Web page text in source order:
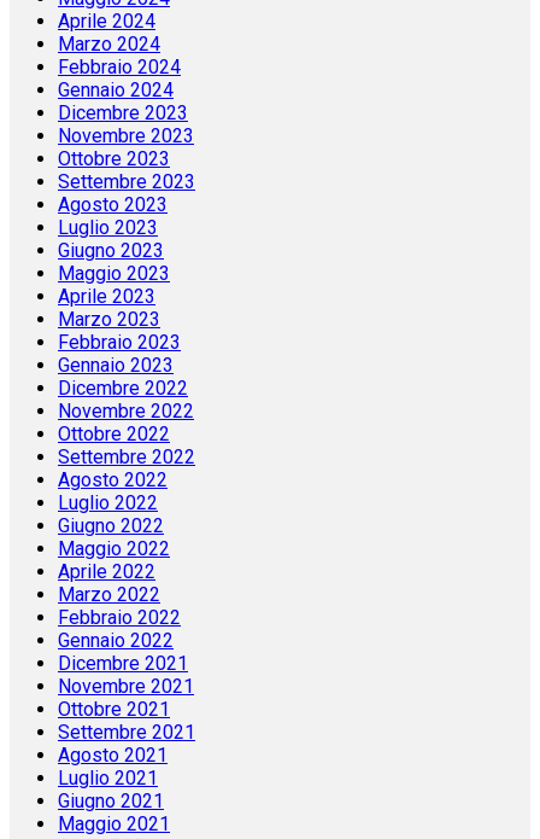
Aprile 2024
Marzo 2024
Febbraio 2024
Gennaio 2024
Dicembre 2023
Novembre 2023
Ottobre 2023
Settembre 2023
Agosto 2023
Luglio 2023
Giugno 2023
Maggio 2023
Aprile 2023
Marzo 2023
Febbraio 2023
Gennaio 2023
Dicembre 2022
Novembre 2022
Ottobre 2022
Settembre 2022
Agosto 2022
Luglio 2022
Giugno 2022
Maggio 2022
Aprile 2022
Marzo 2022
Febbraio 2022
Gennaio 2022
Dicembre 2021
Novembre 2021
Ottobre 2021
Settembre 2021
Agosto 2021
Luglio 2021
Giugno 2021
Maggio 2021